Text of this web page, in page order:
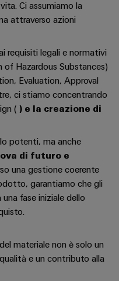
Ci assumiamo la
attraverso azioni
requisiti legali e normativi
Hazardous Substances)
Evaluation, Approval
ci stiamo concentrando
( ) e la creazione di
potenti, ma anche
di futuro e
una gestione coerente
garantiamo che gli
fase iniziale dello
materiale non è solo un
e un contributo alla